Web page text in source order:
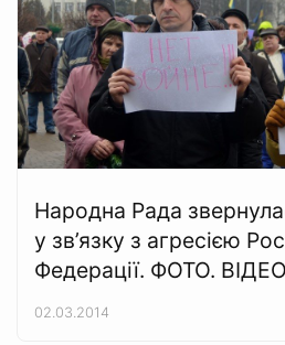
Народна Рада
у зв’язку з агресією
Федерації. ФОТО. ВІДЕО
02.03.2014